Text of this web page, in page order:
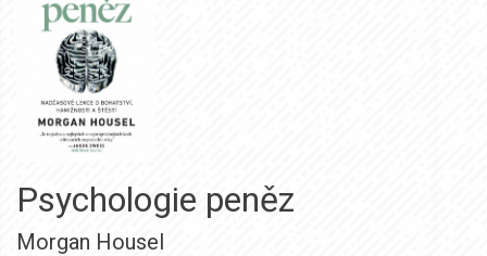
Psychologie peněz
Morgan Housel